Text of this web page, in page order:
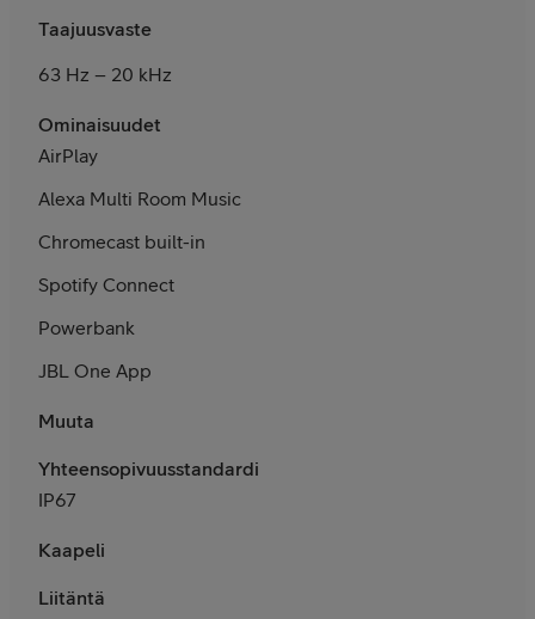
Taajuusvaste
63 Hz – 20 kHz
Ominaisuudet
AirPlay
Alexa Multi Room Music
Chromecast built-in
Spotify Connect
Powerbank
JBL One App
Muuta
Yhteensopivuusstandardit
IP67
Kaapeli
Liitäntä